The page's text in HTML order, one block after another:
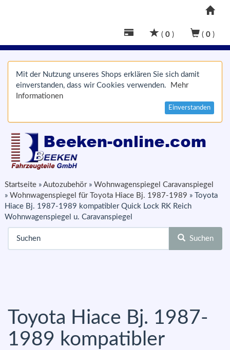
( 0 ) ( 0 )
Mit der Nutzung unseres Shops erklären Sie sich damit
einverstanden, dass wir Cookies verwenden.
Mehr
Informationen
Einverstanden
Startseite » Autozubehör» Wohnwagenspiegel Caravanspiegel
» Wohnwagenspiegel für Toyota Hiace Bj. 1987-1989 »
Toyota
Hiace Bj. 1987-1989 kompatibler Quick Lock RK Reich
Wohnwagenspiegel u. Caravanspiegel
Suchen
Toyota Hiace Bj. 1987-
1989 kompatibler